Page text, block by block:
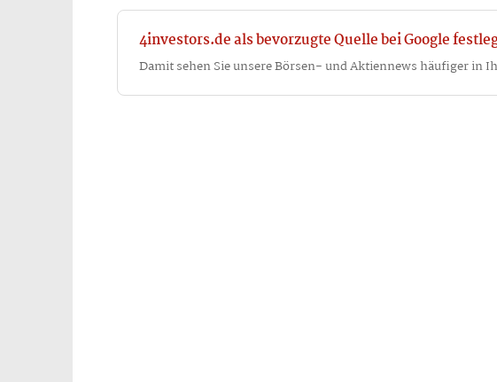
4investors.de als bevorzugte Quelle bei Google
Damit sehen Sie unsere Börsen- und Aktiennews häufiger in